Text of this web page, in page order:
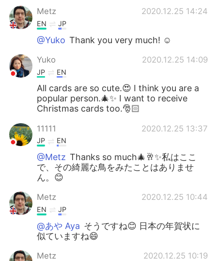
Metz 2020.12.25 14:24
EN JP
@Yuko Thank you very much! ☺️
Yuko 2020.12.25 14:09
JP EN
All cards are so cute.😍 I think you are a
popular person.🎄✨ I want to receive
Christmas cards too.🎅🏻
11111 2020.12.25 13:37
JP EN
@Metz Thanks so much🎄🥂✨私はここ
で、その綺麗な鳥をみたことはありませ
ん。😊
Metz 2020.12.25 10:44
EN JP
@あや Aya そうですね😊 日本の年賀状に
似ていますね😄
Metz 2020.12.25 10:19